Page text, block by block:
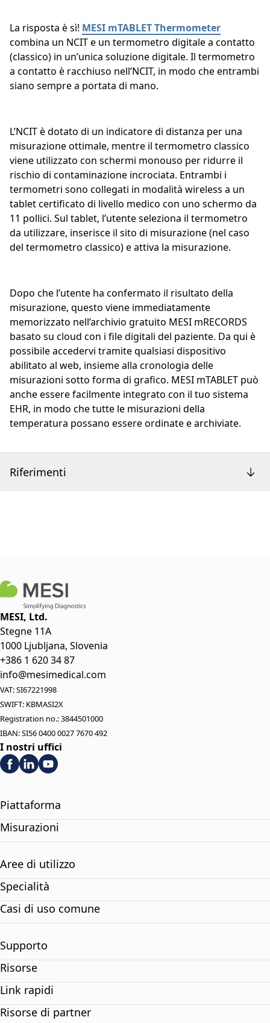
La risposta è sì! MESI mTABLET Thermometer
combina un NCIT e un termometro digitale a contatto
(classico) in un’unica soluzione digitale. Il termometro
a contatto è racchiuso nell’NCIT, in modo che entrambi
siano sempre a portata di mano.
L’NCIT è dotato di un indicatore di distanza per una
misurazione ottimale, mentre il termometro classico
viene utilizzato con schermi monouso per ridurre il
rischio di contaminazione incrociata. Entrambi i
termometri sono collegati in modalità wireless a un
tablet certificato di livello medico con uno schermo da
11 pollici. Sul tablet, l’utente seleziona il termometro
da utilizzare, inserisce il sito di misurazione (nel caso
del termometro classico) e attiva la misurazione.
Dopo che l’utente ha confermato il risultato della
misurazione, questo viene immediatamente
memorizzato nell’archivio gratuito MESI mRECORDS
basato su cloud con i file digitali del paziente. Da qui è
possibile accedervi tramite qualsiasi dispositivo
abilitato al web, insieme alla cronologia delle
misurazioni sotto forma di grafico. MESI mTABLET può
anche essere facilmente integrato con il tuo sistema
EHR, in modo che tutte le misurazioni della
temperatura possano essere ordinate e archiviate.
Riferimenti
MESI, Ltd.
Stegne 11A
1000 Ljubljana, Slovenia
+386 1 620 34 87
info@mesimedical.com
VAT: SI67221998
SWIFT: KBMASI2X
Registration no.: 3844501000
IBAN: SI56 0400 0027 7670 492
I nostri uffici
Piattaforma
Misurazioni
Aree di utilizzo
Specialità
Casi di uso comune
Supporto
Risorse
Link rapidi
Risorse di partner